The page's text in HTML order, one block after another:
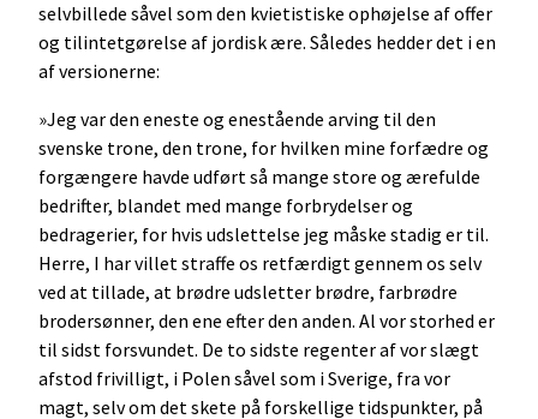
selvbillede såvel som den kvietistiske ophøjelse af offer
og tilintetgørelse af jordisk ære. Således hedder det i en
af versionerne:
»Jeg var den eneste og enestående arving til den
svenske trone, den trone, for hvilken mine forfædre og
forgængere havde udført så mange store og ærefulde
bedrifter, blandet med mange forbrydelser og
bedragerier, for hvis udslettelse jeg måske stadig er til.
Herre, I har villet straffe os retfærdigt gennem os selv
ved at tillade, at brødre udsletter brødre, farbrødre
brodersønner, den ene efter den anden. Al vor storhed er
til sidst forsvundet. De to sidste regenter af vor slægt
afstod frivilligt, i Polen såvel som i Sverige, fra vor
magt, selv om det skete på forskellige tidspunkter, på